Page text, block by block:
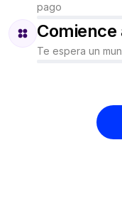
pago
Comience
Te espera un